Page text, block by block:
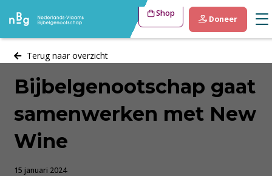
Shop
Doneer
Terug naar overzicht
Bijbelgenootschap gaat
samenwerken met New
Wine
15 januari 2024